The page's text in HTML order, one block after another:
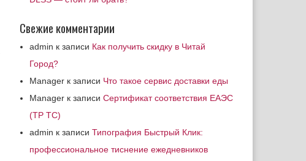
Свежие комментарии
admin к записи Как получить скидку в Читай
Город?
Manager к записи Что такое сервис доставки еды
Manager к записи Сертификат соответствия ЕАЭС
(ТР ТС)
admin к записи Типография Быстрый Клик:
профессиональное тиснение ежедневников